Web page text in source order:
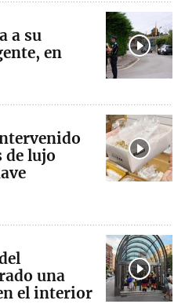
a su
en
de lujo
una
el interior